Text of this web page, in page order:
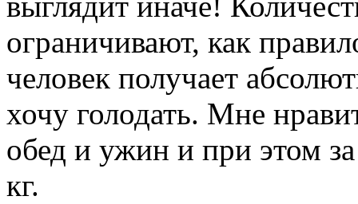
ограничивают, как
человек получает
хочу голодать. Мне
обед и ужин и при этом
кг.